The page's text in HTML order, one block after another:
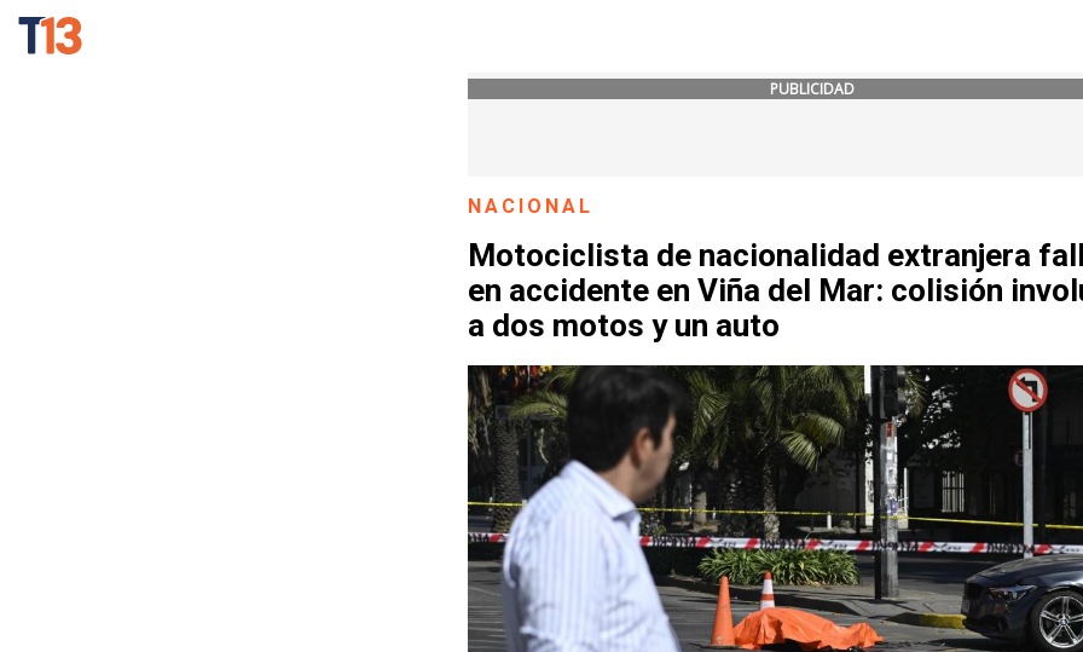
PUBLICIDAD
NACIONAL
Motociclista de nacionalidad extranjera
en accidente en Viña del Mar: colisión
a dos motos y un auto